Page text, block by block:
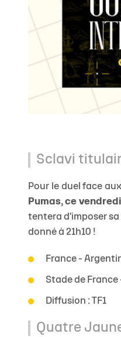
Sclavi
Pour le duel face
Pumas, ce
tentera d'imposer sa
donné à 21h10 !
France -
Stade de France
Diffusion : TF1
Quatre